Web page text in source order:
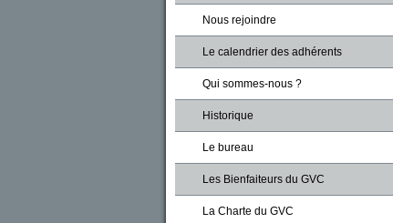
Nous rejoindre
Le calendrier des adhérents
Qui sommes-nous ?
Historique
Le bureau
Les Bienfaiteurs du GVC
La Charte du GVC